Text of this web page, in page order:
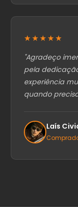
★★★★★
"Agradeço
pela
experiência
quando
Laís